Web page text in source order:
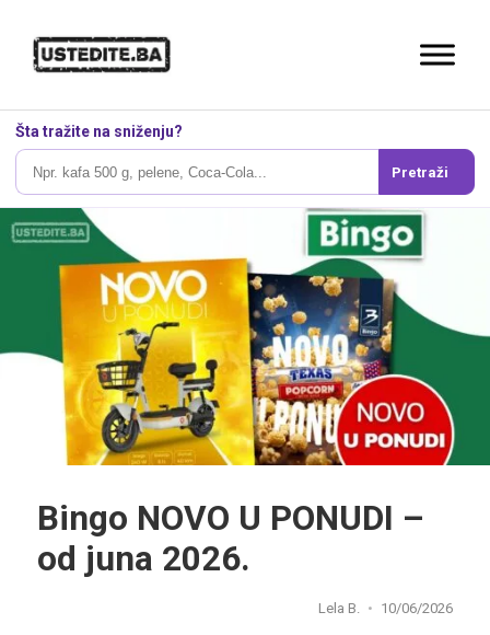
Šta tražite na sniženju?
Pretraži
Bingo NOVO U PONUDI –
od juna 2026.
Lela B. 10/06/2026